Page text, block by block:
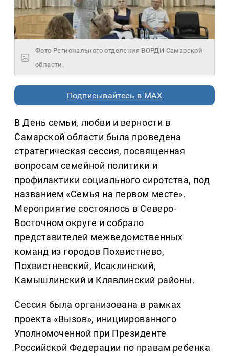
Фото Регионального отделения ВОРДИ Самарской
области.
Подписывайтесь в MAX
В День семьи, любви и верности в
Самарской области была проведена
стратегическая сессия, посвященная
вопросам семейной политики и
профилактики социального сиротства, под
названием «Семья на первом месте».
Мероприятие состоялось в Северо-
Восточном округе и собрало
представителей межведомственных
команд из городов Похвистнево,
Похвистневский, Исаклинский,
Камышлинский и Клявлинский районы.
Сессия была организована в рамках
проекта «Вызов», инициированного
Уполномоченной при Президенте
Российской Федерации по правам ребенка